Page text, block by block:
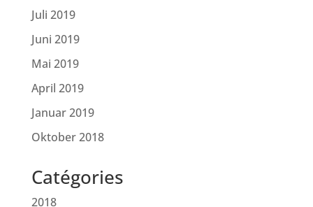
Juli 2019
Juni 2019
Mai 2019
April 2019
Januar 2019
Oktober 2018
Catégories
2018